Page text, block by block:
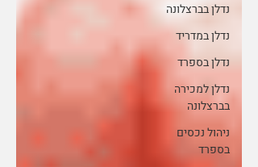
נדלן בברצלונה
נדלן במדריד
נדלן בספרד
נדלן למכירה
בברצלונה
ניהול נכסים
בספרד